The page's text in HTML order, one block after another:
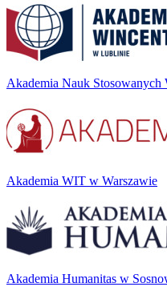
Akademia Nauk
Akademia WIT w Warszawie
Akademia Humanitas w